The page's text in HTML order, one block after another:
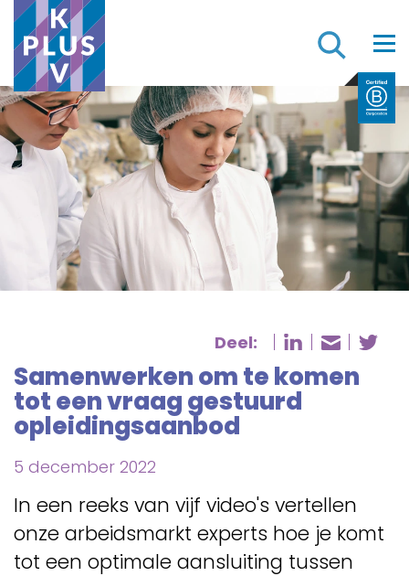
Deel: DeelDeel
Samenwerken om te komen
tot een vraag gestuurd
opleidingsaanbod
5 december 2022
In een reeks van vijf video's vertellen
onze arbeidsmarkt experts hoe je komt
tot een optimale aansluiting tussen